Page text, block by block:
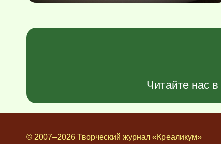
Читайте нас в
© 2007–2026 Творческий журнал «Креаликум»